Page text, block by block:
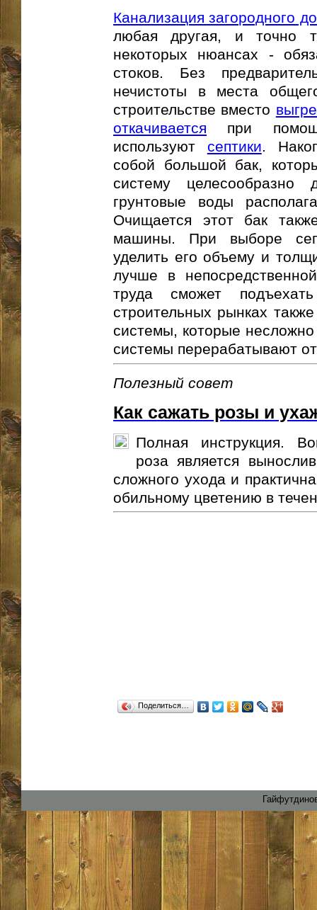
Канализация загородного
любая другая, и точно
некоторых нюансах -
стоков. Без
нечистоты в места
строительстве вместо
откачивается при
используют септики.
собой большой бак,
систему
грунтовые воды
Очищается этот бак
машины. При выборе
уделить его объему и
лучше в
труда сможет
строительных рынках
системы, которые
системы перерабатывают
Полезный совет
Как сажать розы и
Полная инструкция.
роза является
сложного ухода и
обильному цветению в
Поделиться…